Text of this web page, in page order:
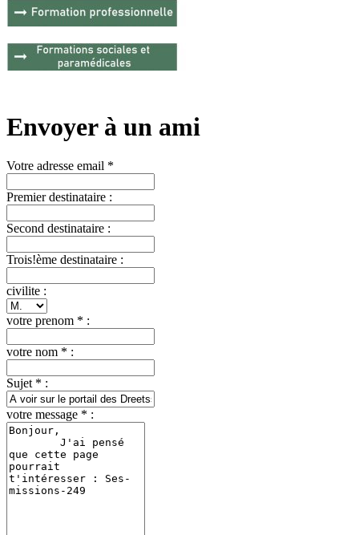
Envoyer à un ami
Votre adresse email *
Premier destinataire :
Second destinataire :
Trois!ème destinataire :
civilite :
votre prenom * :
votre nom * :
Sujet * :
votre message * :